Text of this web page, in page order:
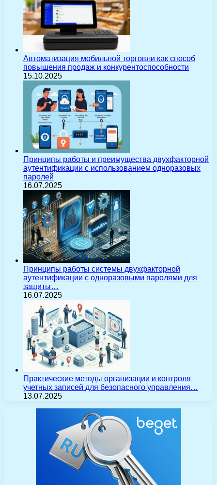
Автоматизация мобильной торговли как способ
повышения продаж и конкурентоспособности
15.10.2025
Принципы работы и преимущества двухфакторной
аутентификации с использованием одноразовых
паролей
16.07.2025
Принципы работы системы двухфакторной
аутентификации с одноразовыми паролями для
защиты…
16.07.2025
Практические методы организации и контроля
учетных записей для безопасного управления…
13.07.2025